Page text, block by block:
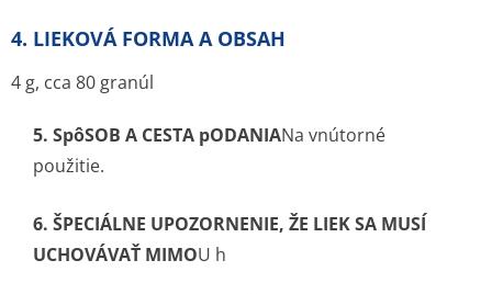
4. LIEKOVÁ FORMA A OBSAH
4 g, cca 80 granúl
5. SpôSOB A CESTA pODANIANa vnútorné
použitie.
6. ŠPECIÁLNE UPOZORNENIE, ŽE LIEK SA MUSÍ
UCHOVÁVAŤ MIMOU h